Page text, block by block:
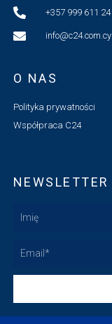
+357 999 611 24
info@c24.com.cy
O NAS
Polityka prywatności
Współpraca C24
NEWSLETTER